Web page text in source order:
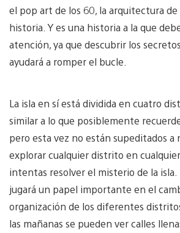
el pop art de los 60, la arquitectura de
historia. Y es una historia a la que
atención, ya que descubrir los
ayudará a romper el bucle.
La isla en sí está dividida en cuatro
similar a lo que posiblemente
pero esta vez no están supeditados a
explorar cualquier distrito en
intentas resolver el misterio de la isla.
jugará un papel importante en el
organización de los diferentes
las mañanas se pueden ver calles